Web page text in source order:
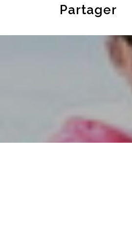
Partager